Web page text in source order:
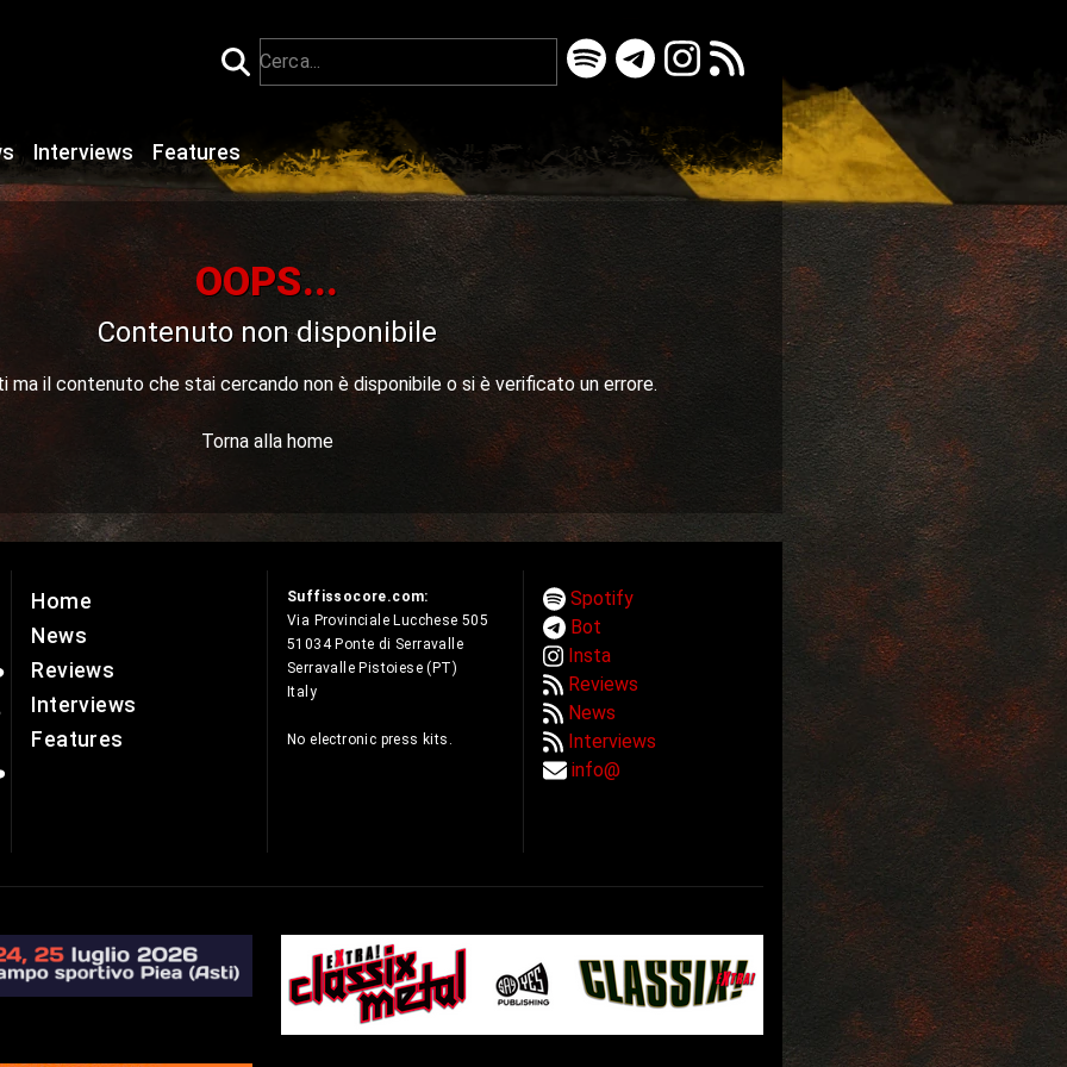
Interviews Features
OOPS...
Contenuto non disponibile
ma il contenuto che stai cercando non è disponibile o si è verificato un errore.
Torna alla home
Home
News
Reviews
Interviews
Features
Suffissocore.com:
Via Provinciale Lucchese 505
51034 Ponte di Serravalle
Serravalle Pistoiese (PT)
Italy
No electronic press kits.
Spotify
Bot
Insta
Reviews
News
Interviews
info@